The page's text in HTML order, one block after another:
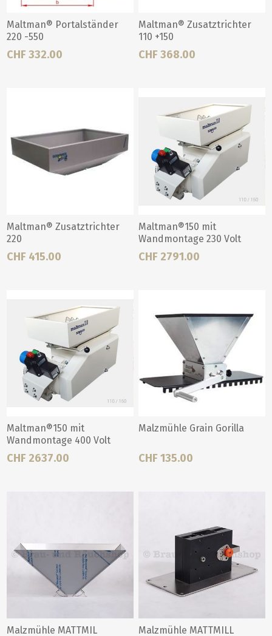
Maltman® Portalständer
220 -550
CHF 332.00
Maltman® Zusatztrichter
110 +150
CHF 368.00
Maltman® Zusatztrichter
220
CHF 415.00
Maltman®150 mit
Wandmontage 230 Volt
CHF 2791.00
Maltman®150 mit
Wandmontage 400 Volt
CHF 2637.00
Malzmühle Grain Gorilla
CHF 135.00
Malzmühle MATTMIL Malzmühle MATTMILL